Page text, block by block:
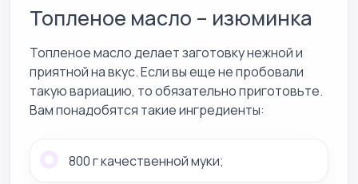
Топленое масло – изюминка
Топленое масло делает заготовку нежной и
приятной на вкус. Если вы еще не пробовали
такую вариацию, то обязательно приготовьте.
Вам понадобятся такие ингредиенты:
800 г качественной муки;